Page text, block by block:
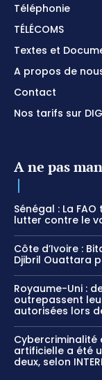
Téléphonie
TÉLÉCOMS
Textes et
A propos de
Contact
Nos tarifs sur
A ne pas
Sénégal : La
lutter contre le
Côte d’Ivoire :
Djibril Ouattara
Royaume-Uni :
outrepassent
autorisées lors
Cybercriminalité
artificielle a été
deux, selon